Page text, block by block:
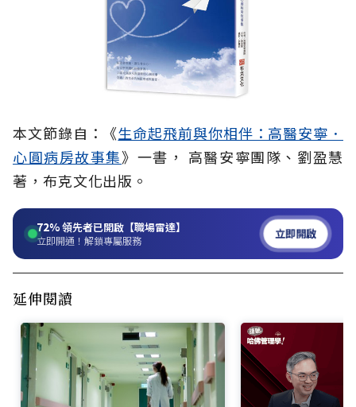
本文節錄自： 《生命起飛前與你相伴：高醫安寧．
心圓病房故事集》 一書， 高醫安寧團隊、劉盈慧
著，布克文化出版。
72%領先者已開啟【職場雷達】
立即開通！解鎖專屬服務 立即開啟
延伸閱讀